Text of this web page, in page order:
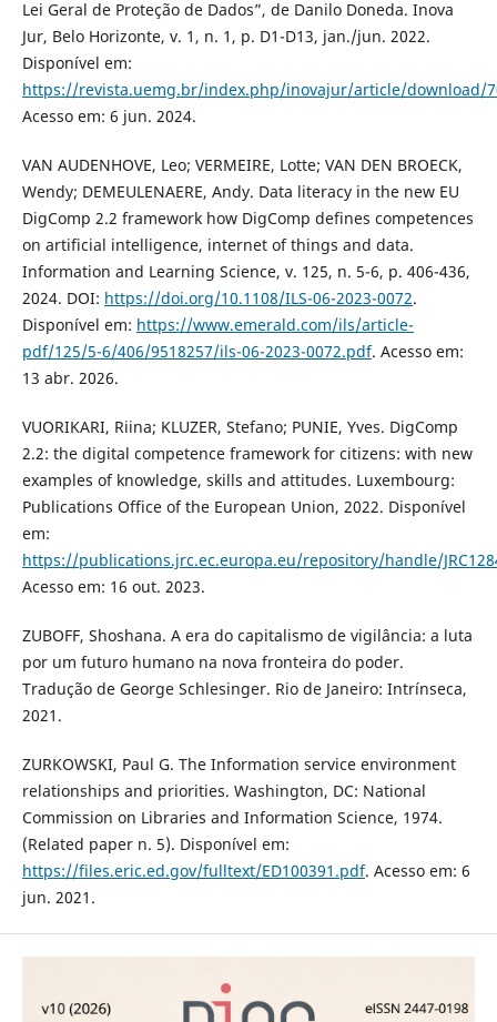
Lei Geral de Proteção de Dados”, de Danilo Doneda. Inova
Jur, Belo Horizonte, v. 1, n. 1, p. D1-D13, jan./jun. 2022.
Disponível em:
https://revista.uemg.br/index.php/inovajur/article/download/
Acesso em: 6 jun. 2024.
VAN AUDENHOVE, Leo; VERMEIRE, Lotte; VAN DEN BROECK,
Wendy; DEMEULENAERE, Andy. Data literacy in the new EU
DigComp 2.2 framework how DigComp defines competences
on artificial intelligence, internet of things and data.
Information and Learning Science, v. 125, n. 5-6, p. 406-436,
2024. DOI: https://doi.org/10.1108/ILS-06-2023-0072.
Disponível em: https://www.emerald.com/ils/article-
pdf/125/5-6/406/9518257/ils-06-2023-0072.pdf. Acesso em:
13 abr. 2026.
VUORIKARI, Riina; KLUZER, Stefano; PUNIE, Yves. DigComp
2.2: the digital competence framework for citizens: with new
examples of knowledge, skills and attitudes. Luxembourg:
Publications Office of the European Union, 2022. Disponível
em:
https://publications.jrc.ec.europa.eu/repository/handle/
Acesso em: 16 out. 2023.
ZUBOFF, Shoshana. A era do capitalismo de vigilância: a luta
por um futuro humano na nova fronteira do poder.
Tradução de George Schlesinger. Rio de Janeiro: Intrínseca,
2021.
ZURKOWSKI, Paul G. The Information service environment
relationships and priorities. Washington, DC: National
Commission on Libraries and Information Science, 1974.
(Related paper n. 5). Disponível em:
https://files.eric.ed.gov/fulltext/ED100391.pdf. Acesso em: 6
jun. 2021.